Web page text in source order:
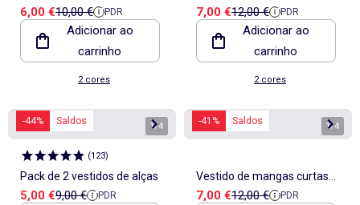
curtas com folhos
Preço de venda
6,00 €Preço de referência
10,00 € PDR
Adicionar ao
carrinho
2 cores
Preço de venda
7,00 €Preço de referência
12,00 € PDR
Adicionar ao
carrinho
2 cores
-44% Saldos 1/4
(123)
Pack de 2 vestidos de alças
Preço de venda
5,00 €Preço de referência
9,00 € PDR
-41% Saldos 1/4
Vestido de mangas curtas
com folhos
Preço de venda
7,00 €Preço de referência
12,00 € PDR